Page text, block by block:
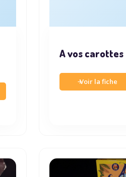
A vos carottes
Voir la fiche